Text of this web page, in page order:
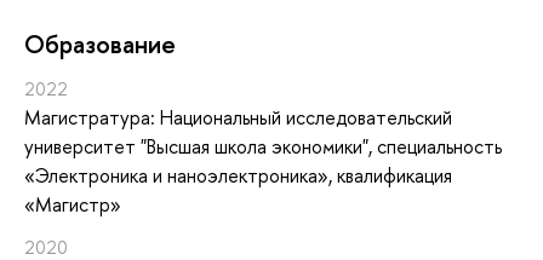
Oбразование
2022
Магистратура: Национальный исследовательский
университет "Высшая школа экономики", специальность
«Электроника и наноэлектроника», квалификация
«Магистр»
2020